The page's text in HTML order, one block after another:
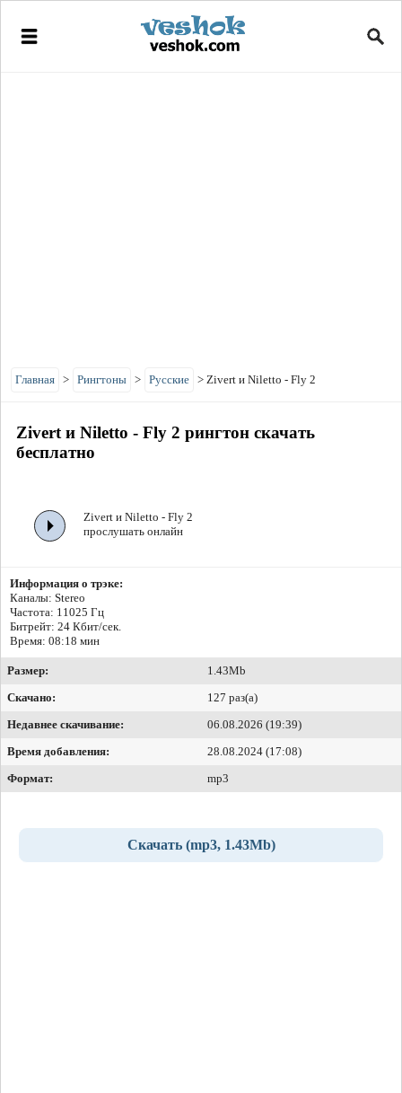
Главная > Рингтоны > Русские > Zivert и Niletto - Fly 2
Zivert и Niletto - Fly 2 рингтон скачать
бесплатно
Zivert и Niletto - Fly 2
прослушать онлайн
Информация о трэке:
Каналы: Stereo
Частота: 11025 Гц
Битрейт: 24 Кбит/сек.
Время: 08:18 мин
Размер:
1.43Mb
Скачано:
127 раз(а)
Недавнее скачивание:
06.08.2026 (19:39)
Время добавления:
28.08.2024 (17:08)
Формат:
mp3
Скачать (mp3, 1.43Mb)